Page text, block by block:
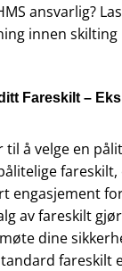
ansvarlig?
innen skilting
Fareskilt –
til å velge en
engasjement
av fareskilt
dine
fareskilt